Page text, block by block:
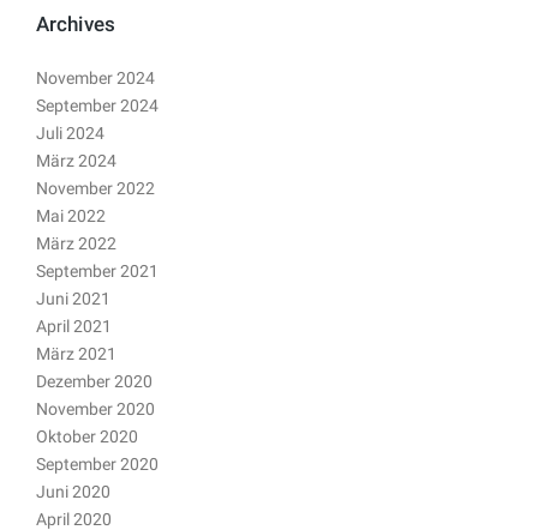
Archives
November 2024
September 2024
Juli 2024
März 2024
November 2022
Mai 2022
März 2022
September 2021
Juni 2021
April 2021
März 2021
Dezember 2020
November 2020
Oktober 2020
September 2020
Juni 2020
April 2020